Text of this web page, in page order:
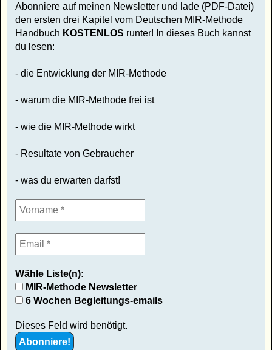
Abonniere auf meinen Newsletter und lade (PDF-Datei)
den ersten drei Kapitel vom Deutschen MIR-Methode
Handbuch KOSTENLOS runter! In dieses Buch kannst
du lesen:
- die Entwicklung der MIR-Methode
- warum die MIR-Methode frei ist
- wie die MIR-Methode wirkt
- Resultate von Gebraucher
- was du erwarten darfst!
Wähle Liste(n):
MIR-Methode Newsletter
6 Wochen Begleitungs-emails
Dieses Feld wird benötigt.